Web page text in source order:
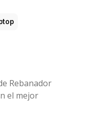
Rebanador
el mejor